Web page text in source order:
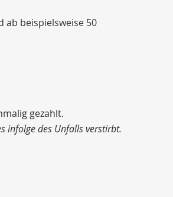
beispielsweise 50
gezahlt.
infolge des Unfalls verstirbt.